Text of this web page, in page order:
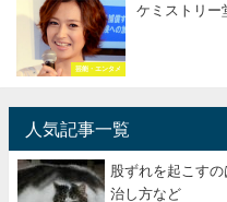
芸能・エンタメ
ケミストリー
人気記事一覧
股ずれを起こす
治し方など